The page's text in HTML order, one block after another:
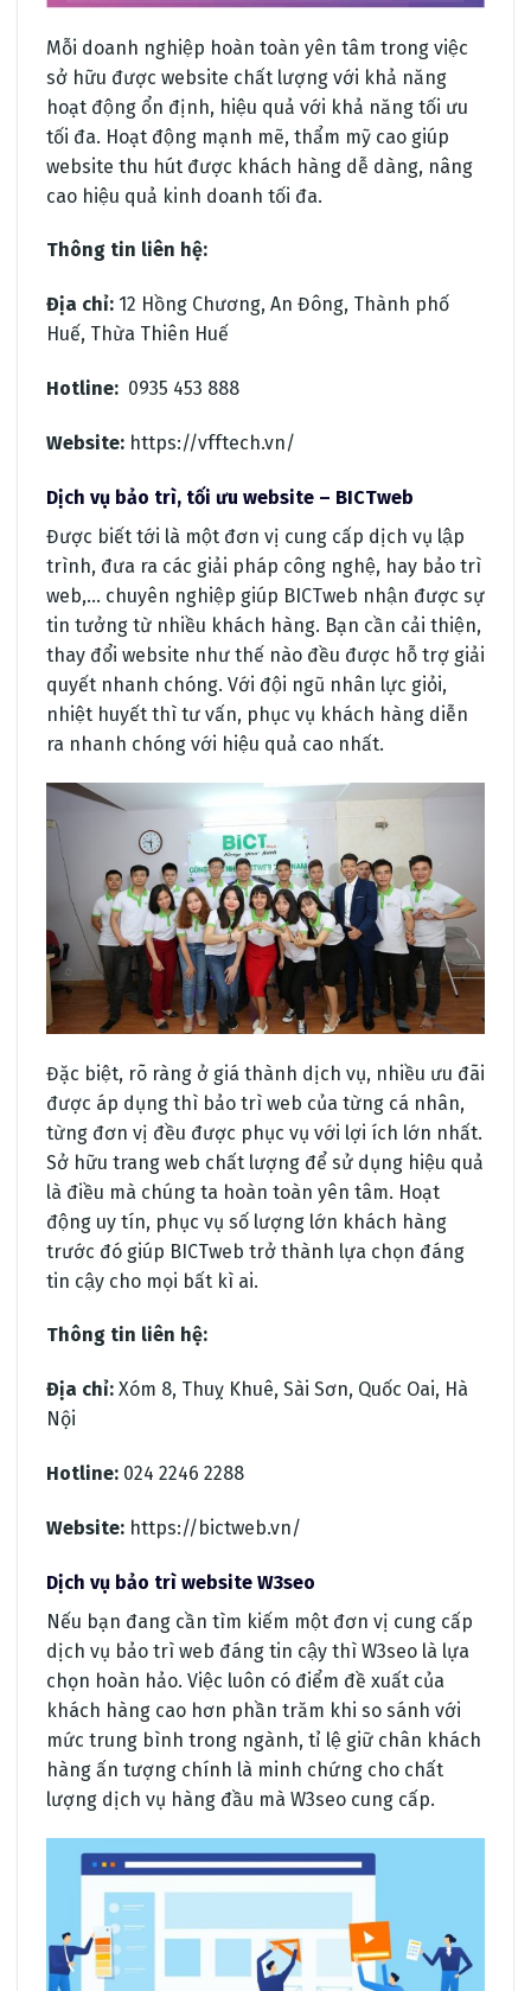
Mỗi doanh nghiệp hoàn toàn yên tâm trong việc
sở hữu được website chất lượng với khả năng
hoạt động ổn định, hiệu quả với khả năng tối ưu
tối đa. Hoạt động mạnh mẽ, thẩm mỹ cao giúp
website thu hút được khách hàng dễ dàng, nâng
cao hiệu quả kinh doanh tối đa.
Thông tin liên hệ:
Địa chỉ: 12 Hồng Chương, An Đông, Thành phố
Huế, Thừa Thiên Huế
Hotline: 0935 453 888
Website: https://vfftech.vn/
Dịch vụ bảo trì, tối ưu website – BICTweb
Được biết tới là một đơn vị cung cấp dịch vụ lập
trình, đưa ra các giải pháp công nghệ, hay bảo trì
web,… chuyên nghiệp giúp BICTweb nhận được sự
tin tưởng từ nhiều khách hàng. Bạn cần cải thiện,
thay đổi website như thế nào đều được hỗ trợ giải
quyết nhanh chóng. Với đội ngũ nhân lực giỏi,
nhiệt huyết thì tư vấn, phục vụ khách hàng diễn
ra nhanh chóng với hiệu quả cao nhất.
Đặc biệt, rõ ràng ở giá thành dịch vụ, nhiều ưu đãi
được áp dụng thì bảo trì web của từng cá nhân,
từng đơn vị đều được phục vụ với lợi ích lớn nhất.
Sở hữu trang web chất lượng để sử dụng hiệu quả
là điều mà chúng ta hoàn toàn yên tâm. Hoạt
động uy tín, phục vụ số lượng lớn khách hàng
trước đó giúp BICTweb trở thành lựa chọn đáng
tin cậy cho mọi bất kì ai.
Thông tin liên hệ:
Địa chỉ: Xóm 8, Thuỵ Khuê, Sài Sơn, Quốc Oai, Hà
Nội
Hotline: 024 2246 2288
Website: https://bictweb.vn/
Dịch vụ bảo trì website W3seo
Nếu bạn đang cần tìm kiếm một đơn vị cung cấp
dịch vụ bảo trì web đáng tin cậy thì W3seo là lựa
chọn hoàn hảo. Việc luôn có điểm đề xuất của
khách hàng cao hơn phần trăm khi so sánh với
mức trung bình trong ngành, tỉ lệ giữ chân khách
hàng ấn tượng chính là minh chứng cho chất
lượng dịch vụ hàng đầu mà W3seo cung cấp.